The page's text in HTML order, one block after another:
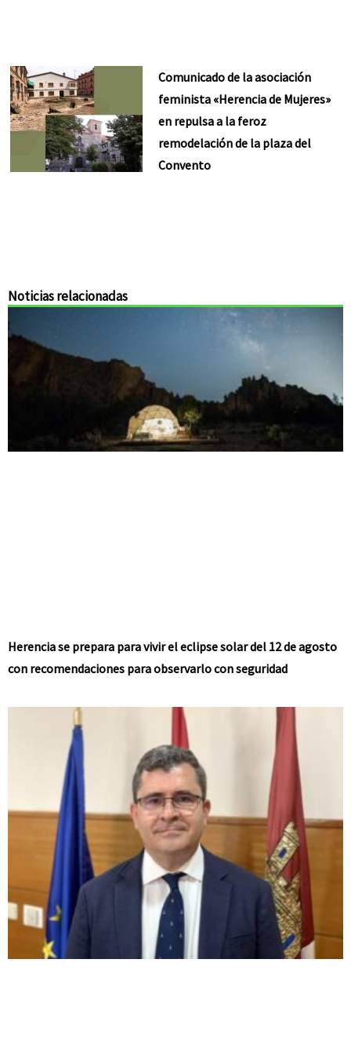
Comunicado de la asociación
feminista «Herencia de Mujeres»
en repulsa a la feroz
remodelación de la plaza del
Convento
Noticias relacionadas
Herencia se prepara para vivir el eclipse solar del 12 de agosto
con recomendaciones para observarlo con seguridad